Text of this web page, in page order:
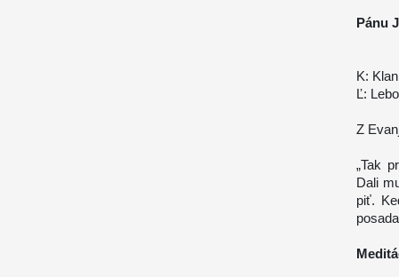
Pánu
K:
Ľ:
Z
„Tak
Dali
piť.